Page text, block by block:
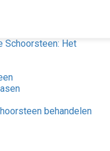
Schoorsteen: Het
behandelen